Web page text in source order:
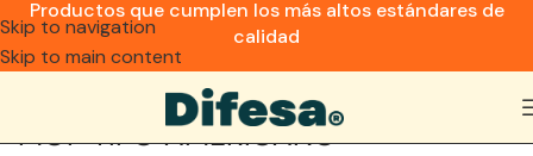
Skip to navigation
Skip to main content
MOP TIPO AMERICANO
Productos que cumplen los más altos estándares de
calidad